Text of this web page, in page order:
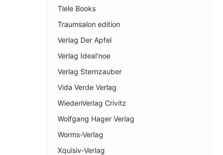
Tlele Books
Traumsalon edition
Verlag Der Apfel
Verlag Ideal‘noe
Verlag Sternzauber
Vida Verde Verlag
WiedenVerlag Crivitz
Wolfgang Hager Verlag
Worms-Verlag
Xquisiv-Verlag